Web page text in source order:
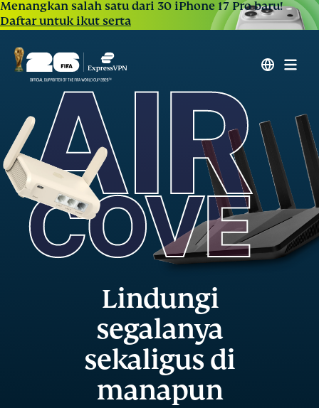
Menangkan salah satu dari 30 iPhone 17 Pro baru!
Daftar untuk ikut serta
Lindungi
segalanya
sekaligus di
manapun